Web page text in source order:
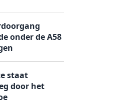
onder de A58
staat
door het